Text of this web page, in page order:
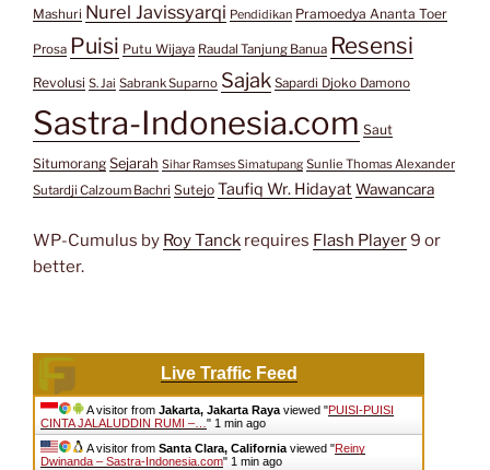
Mashuri Nurel Javissyarqi Pendidikan Pramoedya Ananta Toer
Prosa Puisi Putu Wijaya Raudal Tanjung Banua Resensi
Revolusi S. Jai Sabrank Suparno Sajak Sapardi Djoko Damono
Sastra-Indonesia.com Saut
Situmorang Sejarah Sihar Ramses Simatupang Sunlie Thomas Alexander
Sutardji Calzoum Bachri Sutejo Taufiq Wr. Hidayat Wawancara
WP-Cumulus by Roy Tanck requires Flash Player9 or
better.
Live Traffic Feed
A visitor from Jakarta, Jakarta Raya viewed "PUISI-PUISI
CINTA JALALUDDIN RUMI –… " 1 min ago
A visitor from Santa Clara, California viewed "Reiny
Dwinanda – Sastra-Indonesia.com" 1 min ago